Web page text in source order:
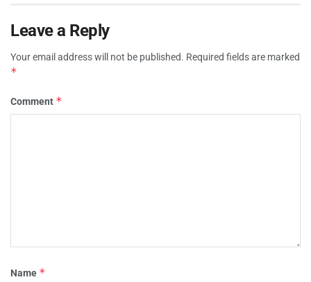
Leave a Reply
Your email address will not be published. Required fields are marked
*
Comment *
Name *